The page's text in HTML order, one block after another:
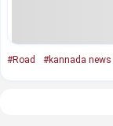
#Road #kannada news